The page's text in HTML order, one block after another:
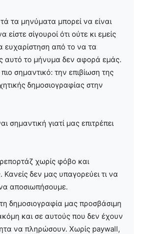
τα μηνύματα μπορεί να είναι
είστε σίγουροί ότι ούτε κι εμείς
ευχαρίστηση από το να τα
το μήνυμα δεν αφορά εμάς.
σημαντικό: την επιβίωση της
δημοσιογραφίας στην
σημαντική γιατί μας επιτρέπει
χωρίς φόβο και
Κανείς δεν μας υπαγορεύει τι να
αποσιωπήσουμε.
δημοσιογραφία μας προσβάσιμη
και σε αυτούς που δεν έχουν
να πληρώσουν. Χωρίς paywall,